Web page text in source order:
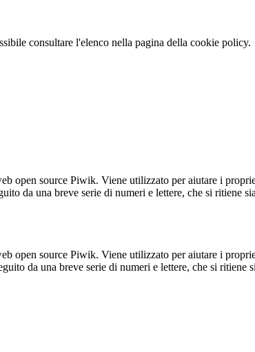
consultare l'elenco nella pagina della cookie policy.
open source Piwik. Viene utilizzato per aiutare i
da una breve serie di numeri e lettere, che si ritiene
open source Piwik. Viene utilizzato per aiutare i
da una breve serie di numeri e lettere, che si